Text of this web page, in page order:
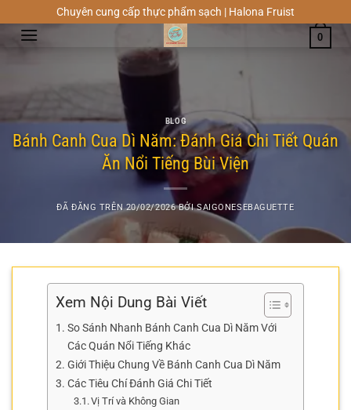
đến
Chuyên cung cấp thực phẩm sạch | Halona Fruist
0
BLOG
Bánh Canh Cua Dì Năm: Đánh Giá Chi Tiết Quán
Ăn Nổi Tiếng Bùi Viện
ĐÃ ĐĂNG TRÊN20/02/2026 BỞISAIGONESEBAGUETTE
Xem Nội Dung Bài Viết
So Sánh Nhanh Bánh Canh Cua Dì Năm Với
Các Quán Nổi Tiếng Khác
Giới Thiệu Chung Về Bánh Canh Cua Dì Năm
Các Tiêu Chí Đánh Giá Chi Tiết
Vị Trí và Không Gian